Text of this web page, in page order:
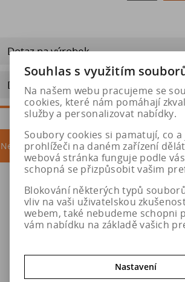
Dotaz na výrobek
Doporučit výrobek
Nejprodávanější akce
Akce
Souhlas s využitím
Na našem webu pracujeme se
cookies, které nám pomáhají
služby a personalizovat nabídky.
Soubory cookies si pamatují, co a
prohlížeči na daném zařízení
webová stránka funguje podle
schopná se přizpůsobit vašim
Blokování některých typů
vliv na vaši uživatelskou
webem, také nebudeme schopni
vám nabídku na základě vašich
Nastavení